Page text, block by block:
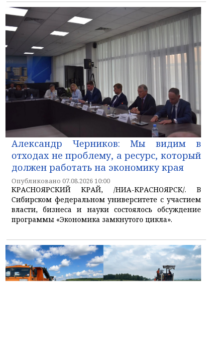
Александр Черников: Мы видим в
отходах не проблему, а ресурс, который
должен работать на экономику края
Опубликовано 07.08.2026 10:00
КРАСНОЯРСКИЙ КРАЙ, /НИА-КРАСНОЯРСК/. В
Сибирском федеральном университете с участием
власти, бизнеса и науки состоялось обсуждение
программы «Экономика замкнутого цикла».